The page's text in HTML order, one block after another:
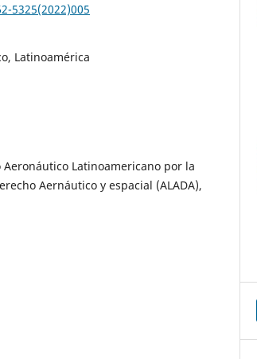
5325(2022)005
Latinoamérica
Latinoamericano por la
Aernáutico y espacial (ALADA),